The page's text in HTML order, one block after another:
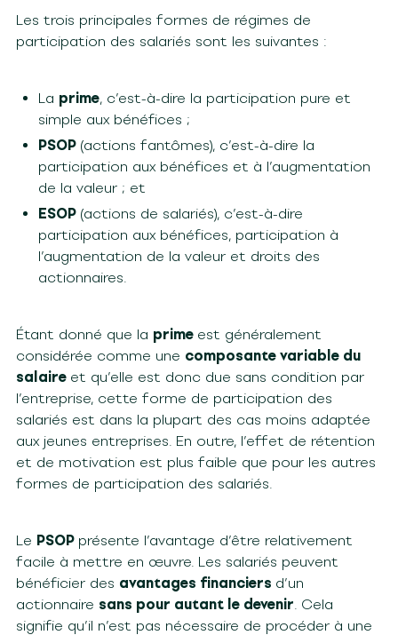
Les trois principales formes de régimes de
participation des salariés sont les suivantes :
La prime, c’est-à-dire la participation pure et
simple aux bénéfices ;
PSOP (actions fantômes), c’est-à-dire la
participation aux bénéfices et à l’augmentation
de la valeur ; et
ESOP (actions de salariés), c’est-à-dire
participation aux bénéfices, participation à
l’augmentation de la valeur et droits des
actionnaires.
Étant donné que la prime est généralement
considérée comme une composante variable du
salaire et qu’elle est donc due sans condition par
l’entreprise, cette forme de participation des
salariés est dans la plupart des cas moins adaptée
aux jeunes entreprises. En outre, l’effet de rétention
et de motivation est plus faible que pour les autres
formes de participation des salariés.
Le PSOP présente l’avantage d’être relativement
facile à mettre en œuvre. Les salariés peuvent
bénéficier des avantages financiers d’un
actionnaire sans pour autant le devenir. Cela
signifie qu’il n’est pas nécessaire de procéder à une